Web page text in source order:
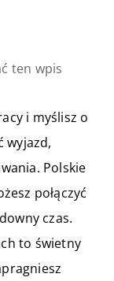
ten wpis
i myślisz o
wyjazd,
Polskie
połączyć
czas.
to świetny